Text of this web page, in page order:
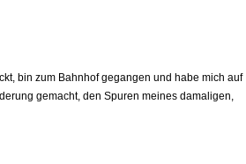
bin zum Bahnhof gegangen und habe mich auf
gemacht, den Spuren meines damaligen,